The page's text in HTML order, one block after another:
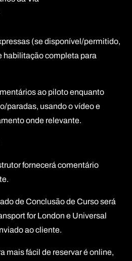
(se disponível/permitido,
habilitação completa para
ao piloto enquanto
paradas, usando o vídeo e
onde relevante.
fornecerá comentário
de Conclusão de Curso será
for London e Universal
ao cliente.
mais fácil de reservar é online,